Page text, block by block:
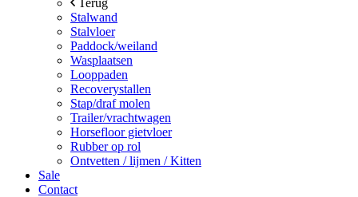
Terug
Stalwand
Stalvloer
Paddock/weiland
Wasplaatsen
Looppaden
Recoverystallen
Stap/draf molen
Trailer/vrachtwagen
Horsefloor gietvloer
Rubber op rol
Ontvetten / lijmen / Kitten
Sale
Contact